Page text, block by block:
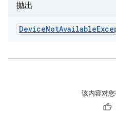
抛出
DeviceNotAvailable
该内容对